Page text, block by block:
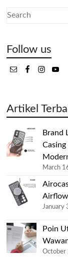
Follow us
Artikel
Brand
March
January
Poin
October